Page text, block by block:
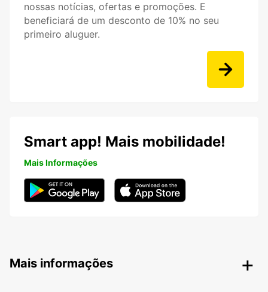
nossas notícias, ofertas e promoções. E
beneficiará de um desconto de 10% no seu
primeiro aluguer.
Smart app! Mais mobilidade!
Mais Informações
Mais informações